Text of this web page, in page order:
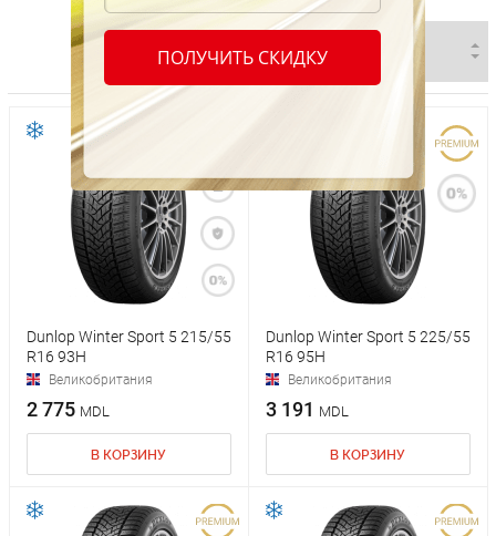
Dunlop Winter Sport 5 215/55
R16 93H
Великобритания
2 775 MDL
В КОРЗИНУ
Dunlop Winter Sport 5 225/55
R16 95H
Великобритания
3 191 MDL
В КОРЗИНУ
ПОЛУЧИТЬ СКИДКУ